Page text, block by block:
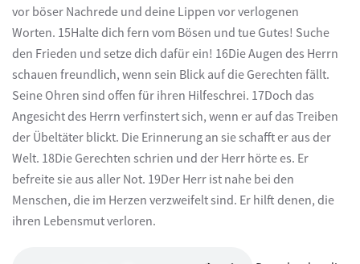
vor böser Nachrede und deine Lippen vor verlogenen
Worten. 15Halte dich fern vom Bösen und tue Gutes! Suche
den Frieden und setze dich dafür ein! 16Die Augen des Herrn
schauen freundlich, wenn sein Blick auf die Gerechten fällt.
Seine Ohren sind offen für ihren Hilfeschrei. 17Doch das
Angesicht des Herrn verfinstert sich, wenn er auf das Treiben
der Übeltäter blickt. Die Erinnerung an sie schafft er aus der
Welt. 18Die Gerechten schrien und der Herr hörte es. Er
befreite sie aus aller Not. 19Der Herr ist nahe bei den
Menschen, die im Herzen verzweifelt sind. Er hilft denen, die
ihren Lebensmut verloren.